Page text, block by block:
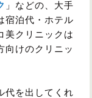
」などの、大手
宿泊代・ホテル
美クリニックは
向けのクリニッ
代を出してくれ